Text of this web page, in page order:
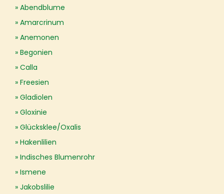
Abendblume
Amarcrinum
Anemonen
Begonien
Calla
Freesien
Gladiolen
Gloxinie
Glücksklee/Oxalis
Hakenlilien
Indisches Blumenrohr
Ismene
Jakobslilie